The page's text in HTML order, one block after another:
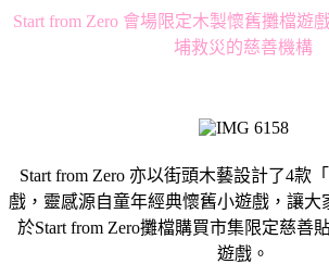
Start from Zero 會場限定木製懷舊攤檔遊
埔救災的慈善機構
Start from Zero 亦以街頭木藝設計了4款
戲，靈感源自童年經典懷舊小遊戲，讓大
於Start from Zero攤檔購買市集限定慈善
遊戲。